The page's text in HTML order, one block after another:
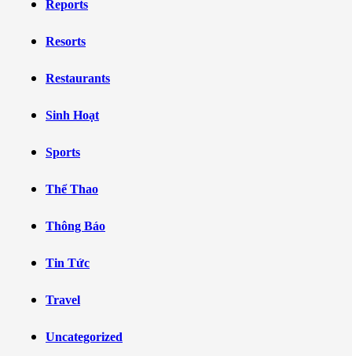
Reports
Resorts
Restaurants
Sinh Hoạt
Sports
Thể Thao
Thông Báo
Tin Tức
Travel
Uncategorized